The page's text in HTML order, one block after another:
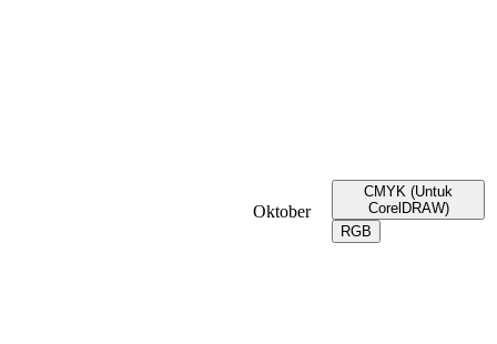
Oktober
CMYK (Untuk
CorelDRAW)
RGB